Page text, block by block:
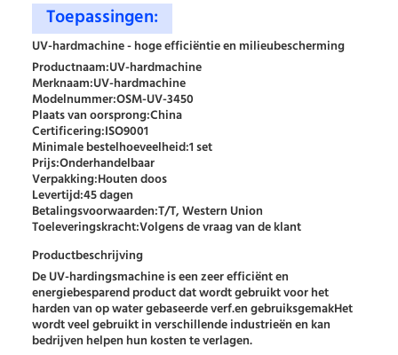
Toepassingen:
UV-hardmachine - hoge efficiëntie en milieubescherming
Productnaam:UV-hardmachine
Merknaam:UV-hardmachine
Modelnummer:OSM-UV-3450
Plaats van oorsprong:China
Certificering:ISO9001
Minimale bestelhoeveelheid:1 set
Prijs:Onderhandelbaar
Verpakking:Houten doos
Levertijd:45 dagen
Betalingsvoorwaarden:T/T, Western Union
Toeleveringskracht:Volgens de vraag van de klant
Productbeschrijving
De UV-hardingsmachine is een zeer efficiënt en
energiebesparend product dat wordt gebruikt voor het
harden van op water gebaseerde verf.en gebruiksgemakHet
wordt veel gebruikt in verschillende industrieën en kan
bedrijven helpen hun kosten te verlagen.